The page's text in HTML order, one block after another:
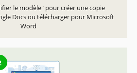
le modèle" pour créer une copie
Docs ou télécharger pour Microsoft
Word